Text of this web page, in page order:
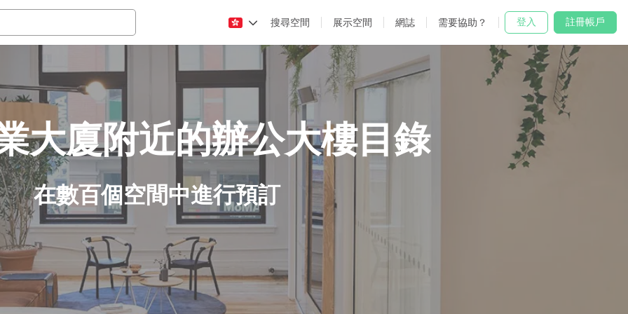
搜尋空間 展示空間 網誌 需要協助？ 登入 註冊帳戶
大廈附近的辦公大樓目錄
在數百個空間中進行預訂